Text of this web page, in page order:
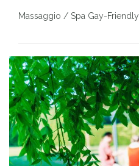
Massaggio / Spa Gay-Friendly